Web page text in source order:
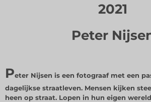
2021
Peter
Peter Nijsen is een fotograaf met een
dagelijkse straatleven. Mensen kijken
heen op straat. Lopen in hun eigen